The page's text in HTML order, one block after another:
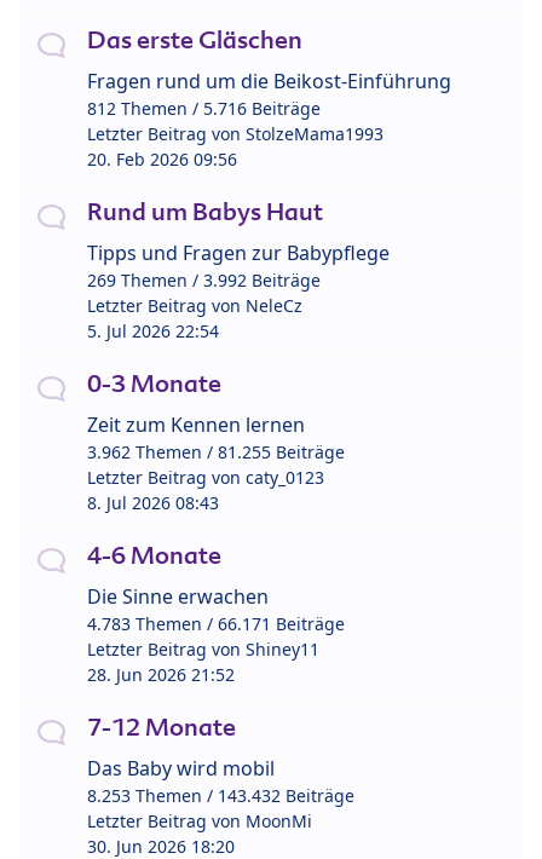
Das erste Gläschen
Fragen rund um die Beikost-Einführung
812 Themen / 5.716 Beiträge
Letzter Beitrag von StolzeMama1993
20. Feb 2026 09:56
Rund um Babys Haut
Tipps und Fragen zur Babypflege
269 Themen / 3.992 Beiträge
Letzter Beitrag von NeleCz
5. Jul 2026 22:54
0-3 Monate
Zeit zum Kennen lernen
3.962 Themen / 81.255 Beiträge
Letzter Beitrag von caty_0123
8. Jul 2026 08:43
4-6 Monate
Die Sinne erwachen
4.783 Themen / 66.171 Beiträge
Letzter Beitrag von Shiney11
28. Jun 2026 21:52
7-12 Monate
Das Baby wird mobil
8.253 Themen / 143.432 Beiträge
Letzter Beitrag von MoonMi
30. Jun 2026 18:20